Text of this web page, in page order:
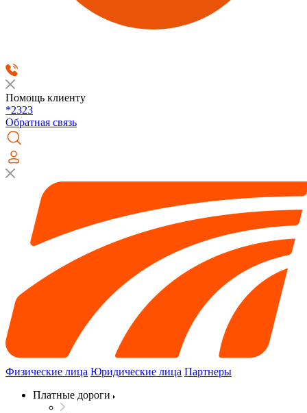
Помощь клиенту
*2323
Обратная связь
Физические лица Юридические лица Партнеры
Платные дороги